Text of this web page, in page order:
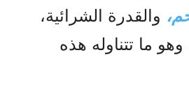
والقدرة الشرائية،
ما تتناوله هذه